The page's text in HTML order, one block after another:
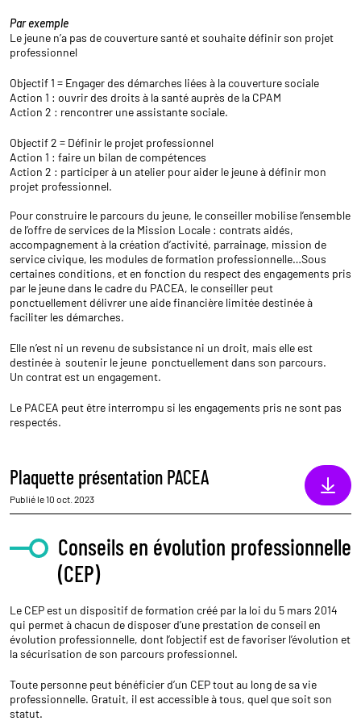
Par exemple
Le jeune n’a pas de couverture santé et souhaite définir son projet
professionnel
Objectif 1 = Engager des démarches liées à la couverture sociale
Action 1 : ouvrir des droits à la santé auprès de la CPAM
Action 2 : rencontrer une assistante sociale.
Objectif 2 = Définir le projet professionnel
Action 1 : faire un bilan de compétences
Action 2 : participer à un atelier pour aider le jeune à définir mon
projet professionnel.
Pour construire le parcours du jeune, le conseiller mobilise l’ensemble
de l’offre de services de la Mission Locale : contrats aidés,
accompagnement à la création d’activité, parrainage, mission de
service civique, les modules de formation professionnelle…Sous
certaines conditions, et en fonction du respect des engagements pris
par le jeune dans le cadre du PACEA, le conseiller peut
ponctuellement délivrer une aide financière limitée destinée à
faciliter les démarches.
Elle n’est ni un revenu de subsistance ni un droit, mais elle est
destinée à soutenir le jeune ponctuellement dans son parcours.
Un contrat est un engagement.
Le PACEA peut être interrompu si les engagements pris ne sont pas
respectés.
Plaquette présentation PACEA
Publié le 10 oct. 2023
Conseils en évolution professionnelle
(CEP)
Le CEP est un dispositif de formation créé par la loi du 5 mars 2014
qui permet à chacun de disposer d’une prestation de conseil en
évolution professionnelle, dont l’objectif est de favoriser l’évolution et
la sécurisation de son parcours professionnel.
Toute personne peut bénéficier d’un CEP tout au long de sa vie
professionnelle. Gratuit, il est accessible à tous, quel que soit son
statut.